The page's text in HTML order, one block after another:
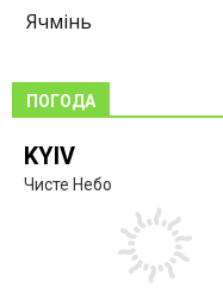
Ячмінь
ПОГОДА
KYIV
Чисте Небо